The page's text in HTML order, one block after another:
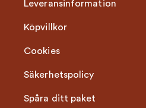
Leveransinformation
Köpvillkor
Cookies
Säkerhetspolicy
Spåra ditt paket